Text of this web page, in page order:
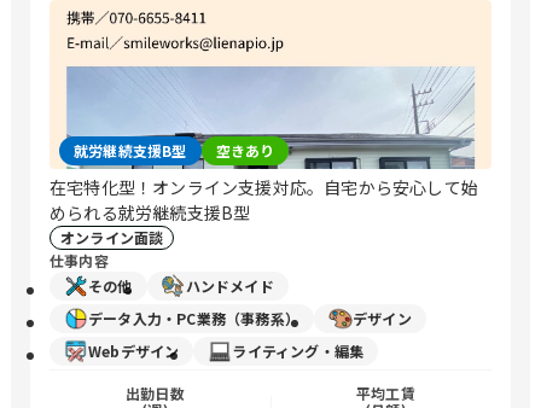
就労継続支援B型 空きあり
在宅特化型！オンライン支援対応。自宅から安心して始
められる就労継続支援B型
オンライン面談
仕事内容
その他
ハンドメイド
データ入力・PC業務（事務系）
デザイン
Webデザイン
ライティング・編集
出勤日数
平均工賃